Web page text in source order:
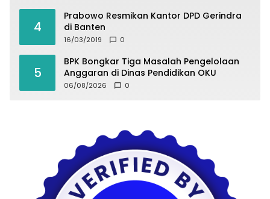
4
Prabowo Resmikan Kantor DPD Gerindra
di Banten
16/03/2019 0
5
BPK Bongkar Tiga Masalah Pengelolaan
Anggaran di Dinas Pendidikan OKU
06/08/2026 0